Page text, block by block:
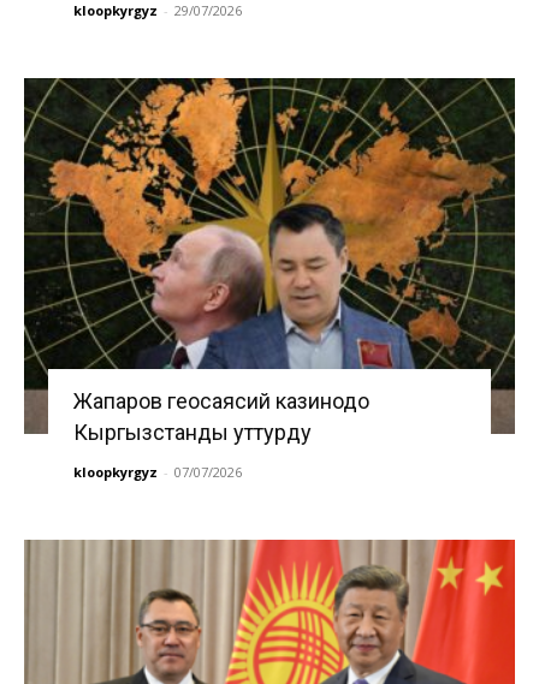
kloopkyrgyz - 29/07/2026
Жапаров геосаясий казинодо
Кыргызстанды уттурду
kloopkyrgyz - 07/07/2026